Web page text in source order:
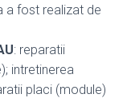
a fost realizat de
: reparatii
intretinerea
placi (module)